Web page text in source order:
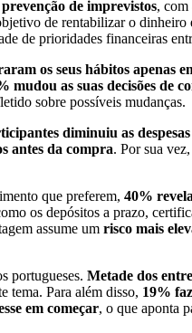
prevenção de imprevistos, com
de rentabilizar o dinheiro
de prioridades financeiras
os seus hábitos apenas
mudou as suas decisões de
sobre possíveis mudanças.
diminuiu as
antes da compra. Por sua vez,
que preferem, 40%
os depósitos a prazo,
assume um risco mais
portugueses. Metade dos
tema. Para além disso, 19%
em começar, o que aponta